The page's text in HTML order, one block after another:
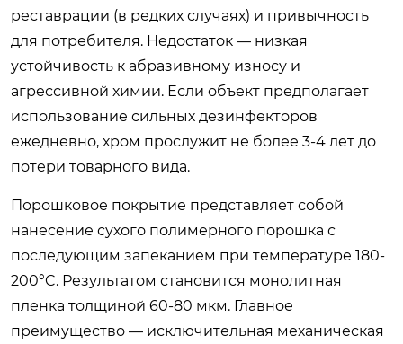
реставрации (в редких случаях) и привычность
для потребителя. Недостаток — низкая
устойчивость к абразивному износу и
агрессивной химии. Если объект предполагает
использование сильных дезинфекторов
ежедневно, хром прослужит не более 3-4 лет до
потери товарного вида.
Порошковое покрытие представляет собой
нанесение сухого полимерного порошка с
последующим запеканием при температуре 180-
200°C. Результатом становится монолитная
пленка толщиной 60-80 мкм. Главное
преимущество — исключительная механическая